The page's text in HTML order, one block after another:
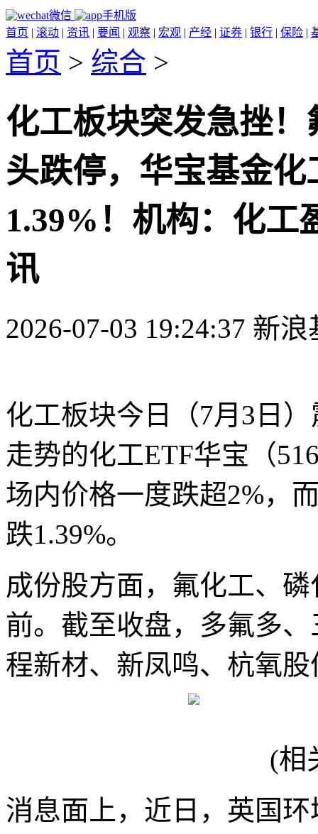
微信
手机版
首页 | 滚动 | 资讯 | 要闻 | 观察 | 宏观 | 产经 | 证券 | 银行 | 保险 |
首页 > 综合 >
化工板块突发急挫！
头跌停，华宝基金化
1.39%！机构：化工
讯
2026-07-03 19:24:37 新浪
化工板块今日（7月3日
走势的化工ETF华宝（
场内价格一度跌超2%，
跌1.39%。
成份股方面，氟化工、
前。截至收盘，多氟多
程新材、新凤鸣、杭氧
(相
消息面上，近日，英国